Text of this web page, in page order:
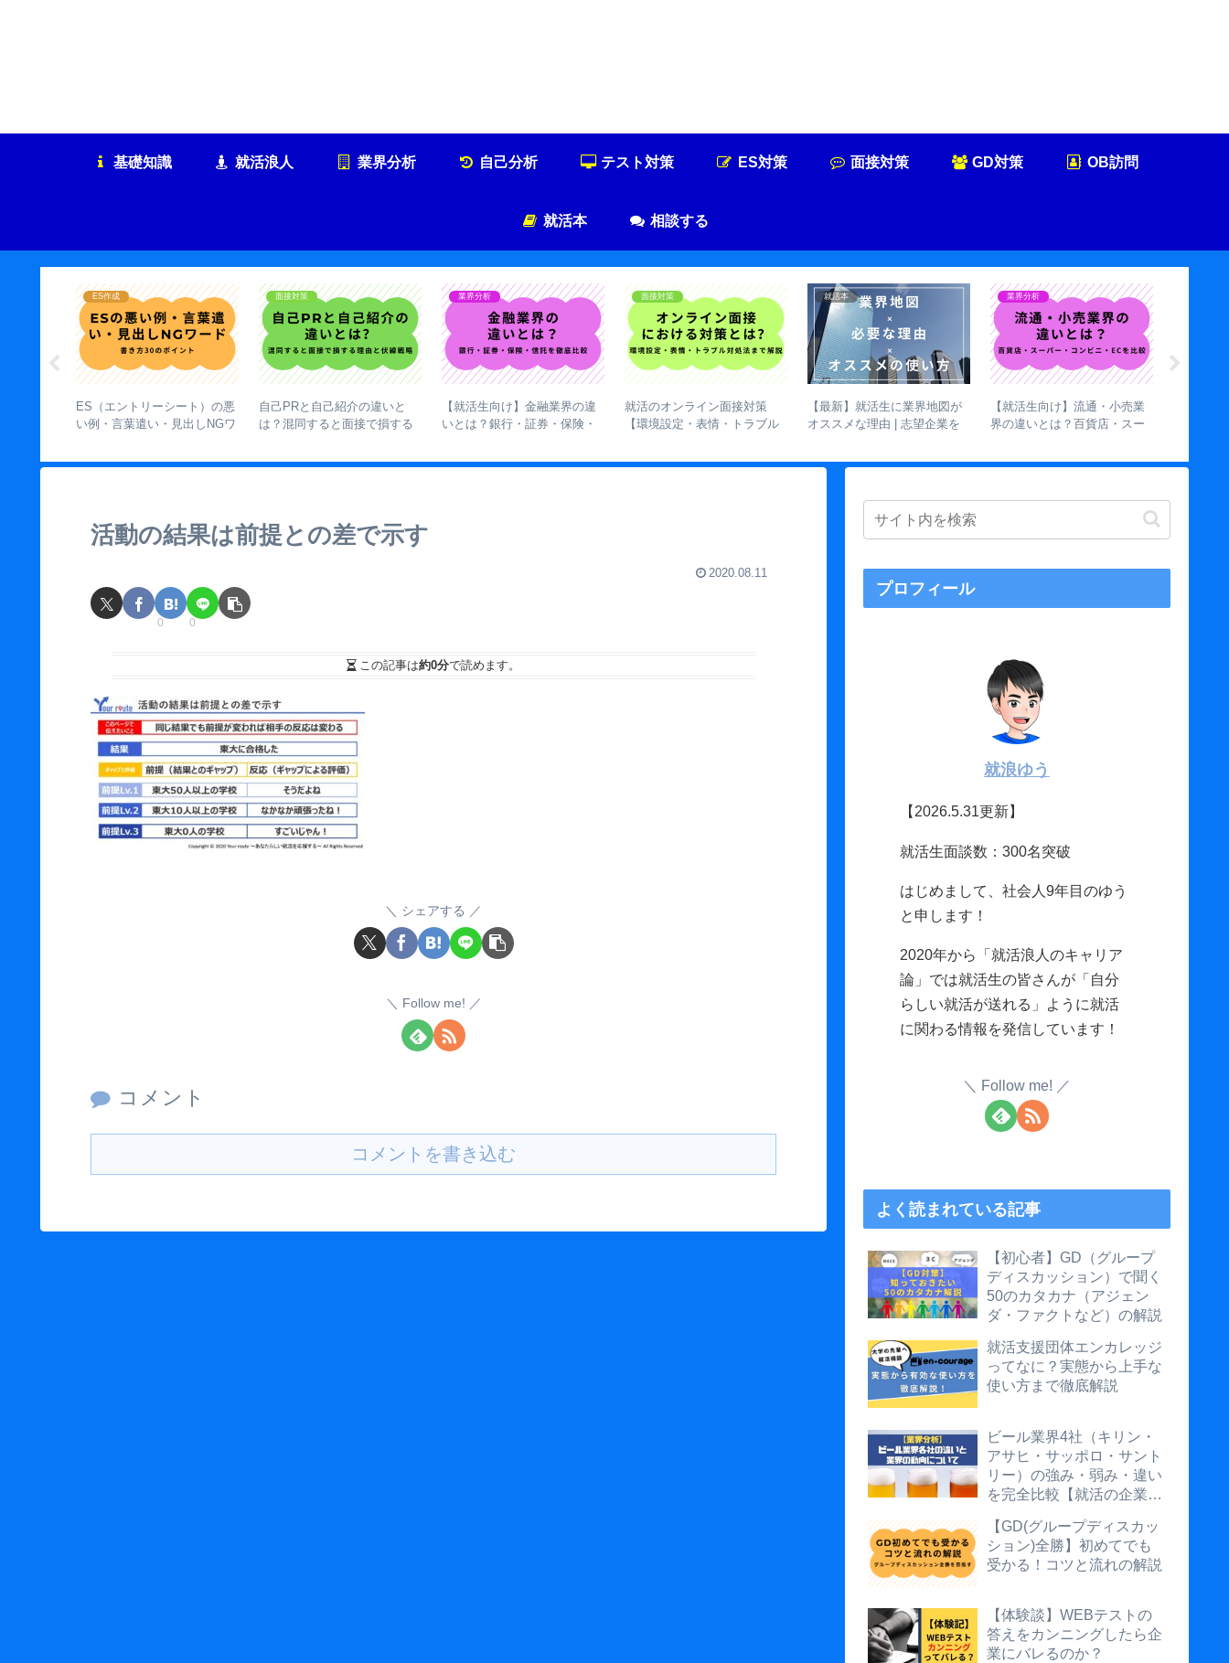
基礎知識 就活浪人 業界分析 自己分析 テスト対策 ES対策 面接対策 GD対策 OB訪問
就活本 相談する
ES作成
ES（エントリーシート）の悪
い例・言葉遣い・見出しNGワ
面接対策
自己PRと自己紹介の違いと
は？混同すると面接で損する
業界分析
【就活生向け】金融業界の違
いとは？銀行・証券・保険・
面接対策
就活のオンライン面接対策
【環境設定・表情・トラブル
就活本
【最新】就活生に業界地図が
オススメな理由 | 志望企業を
業界分析
【就活生向け】流通・小売業
界の違いとは？百貨店・スー
較
活動の結果は前提との差で示す
2020.08.11
0 0
この記事は約0分で読めます。
シェアする
Follow me!
コメント
コメントを書き込む
プロフィール
就浪ゆう
【2026.5.31更新】
就活生面談数：300名突破
はじめまして、社会人9年目のゆう
と申します！
2020年から「就活浪人のキャリア
論」では就活生の皆さんが「自分
らしい就活が送れる」ように就活
に関わる情報を発信しています！
Follow me!
よく読まれている記事
【初心者】GD（グループ
ディスカッション）で聞く
50のカタカナ（アジェン
ダ・ファクトなど）の解説
就活支援団体エンカレッジ
ってなに？実態から上手な
使い方まで徹底解説
ビール業界4社（キリン・
アサヒ・サッポロ・サント
リー）の強み・弱み・違い
を完全比較【就活の企業研
【GD(グループディスカッ
ション)全勝】初めてでも
受かる！コツと流れの解説
【体験談】WEBテストの
答えをカンニングしたら企
業にバレるのか？